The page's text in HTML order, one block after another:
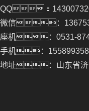
QQ：
微信：
座机：0531-
手机：
地址：山东省济